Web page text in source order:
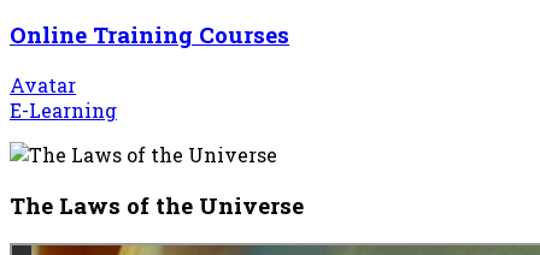
Online Training Courses
Avatar
E-Learning
The Laws of the Universe